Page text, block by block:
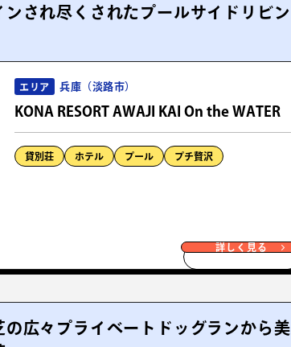
され尽くされたプールサイドリビン
エリア 兵庫（淡路市）
KONA RESORT AWAJI KAI On the WATER
貸別荘 ホテル プール プチ贅沢
詳しく見る
広々プライベートドッグランから美